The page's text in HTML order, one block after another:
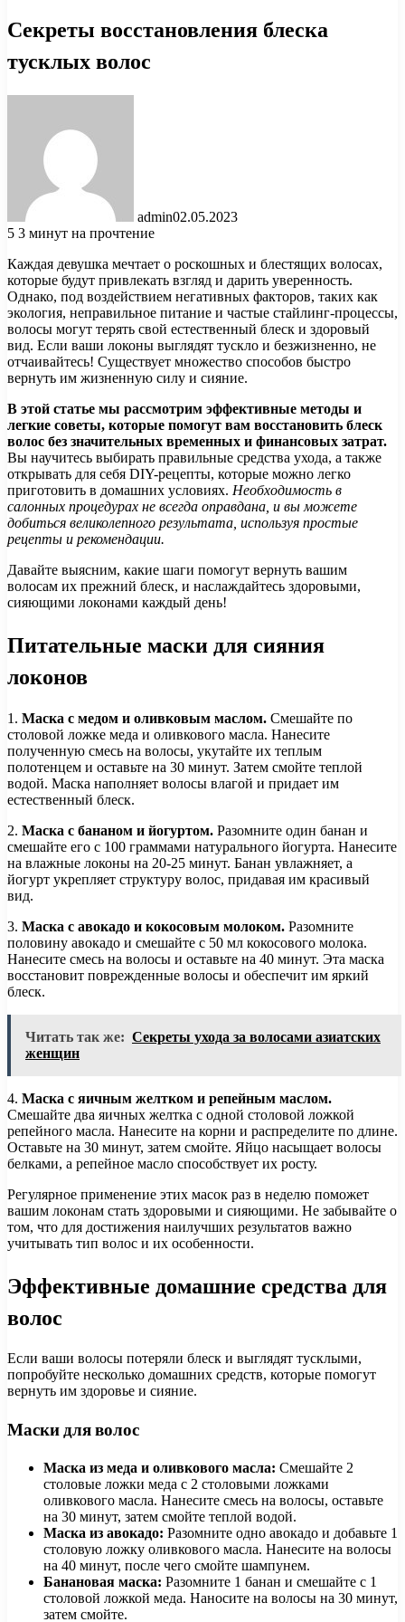
Секреты восстановления блеска
тусклых волос
admin02.05.2023
5 3 минут на прочтение
Каждая девушка мечтает о роскошных и блестящих волосах,
которые будут привлекать взгляд и дарить уверенность.
Однако, под воздействием негативных факторов, таких как
экология, неправильное питание и частые стайлинг-процессы,
волосы могут терять свой естественный блеск и здоровый
вид. Если ваши локоны выглядят тускло и безжизненно, не
отчаивайтесь! Существует множество способов быстро
вернуть им жизненную силу и сияние.
В этой статье мы рассмотрим эффективные методы и
легкие советы, которые помогут вам восстановить блеск
волос без значительных временных и финансовых затрат.
Вы научитесь выбирать правильные средства ухода, а также
открывать для себя DIY-рецепты, которые можно легко
приготовить в домашних условиях. Необходимость в
салонных процедурах не всегда оправдана, и вы можете
добиться великолепного результата, используя простые
рецепты и рекомендации.
Давайте выясним, какие шаги помогут вернуть вашим
волосам их прежний блеск, и наслаждайтесь здоровыми,
сияющими локонами каждый день!
Питательные маски для сияния
локонов
1. Маска с медом и оливковым маслом. Смешайте по
столовой ложке меда и оливкового масла. Нанесите
полученную смесь на волосы, укутайте их теплым
полотенцем и оставьте на 30 минут. Затем смойте теплой
водой. Маска наполняет волосы влагой и придает им
естественный блеск.
2. Маска с бананом и йогуртом. Разомните один банан и
смешайте его с 100 граммами натурального йогурта. Нанесите
на влажные локоны на 20-25 минут. Банан увлажняет, а
йогурт укрепляет структуру волос, придавая им красивый
вид.
3. Маска с авокадо и кокосовым молоком. Разомните
половину авокадо и смешайте с 50 мл кокосового молока.
Нанесите смесь на волосы и оставьте на 40 минут. Эта маска
восстановит поврежденные волосы и обеспечит им яркий
блеск.
Читать так же: Секреты ухода за волосами азиатских
женщин
4. Маска с яичным желтком и репейным маслом.
Смешайте два яичных желтка с одной столовой ложкой
репейного масла. Нанесите на корни и распределите по длине.
Оставьте на 30 минут, затем смойте. Яйцо насыщает волосы
белками, а репейное масло способствует их росту.
Регулярное применение этих масок раз в неделю поможет
вашим локонам стать здоровыми и сияющими. Не забывайте о
том, что для достижения наилучших результатов важно
учитывать тип волос и их особенности.
Эффективные домашние средства для
волос
Если ваши волосы потеряли блеск и выглядят тусклыми,
попробуйте несколько домашних средств, которые помогут
вернуть им здоровье и сияние.
Маски для волос
Маска из меда и оливкового масла: Смешайте 2
столовые ложки меда с 2 столовыми ложками
оливкового масла. Нанесите смесь на волосы, оставьте
на 30 минут, затем смойте теплой водой.
Маска из авокадо: Разомните одно авокадо и добавьте 1
столовую ложку оливкового масла. Нанесите на волосы
на 40 минут, после чего смойте шампунем.
Банановая маска: Разомните 1 банан и смешайте с 1
столовой ложкой меда. Наносите на волосы на 30 минут,
затем смойте.